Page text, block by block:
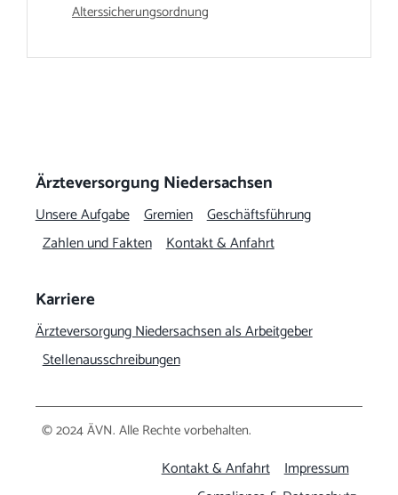
Alterssicherungsordnung
Ärzteversorgung Niedersachsen
Unsere Aufgabe Gremien Geschäftsführung
Zahlen und Fakten Kontakt & Anfahrt
Karriere
Ärzteversorgung Niedersachsen als Arbeitgeber
Stellenausschreibungen
© 2024 ÄVN. Alle Rechte vorbehalten.
Kontakt & Anfahrt Impressum